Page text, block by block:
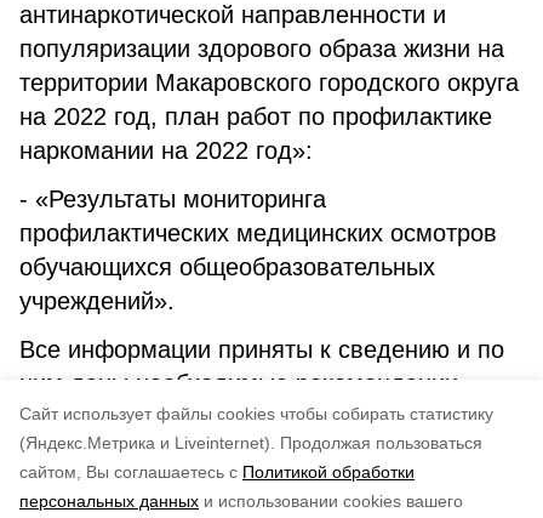
Cайт использует файлы cookies чтобы собирать статистику
(Яндекс.Метрика и Liveinternet).
Продолжая пользоваться
сайтом, Вы соглашаетесь с Политикой обработки
персональных данных и использовании cookies вашего
антинаркотической направленности и
популяризации здорового образа жизни на
территории Макаровского городского округа
на 2022 год, план работ по профилактике
наркомании на 2022 год»:
- «Результаты мониторинга
профилактических медицинских осмотров
обучающихся общеобразовательных
учреждений».
Все информации приняты к сведению и по
ним даны необходимые рекомендации.
Соб. инф.